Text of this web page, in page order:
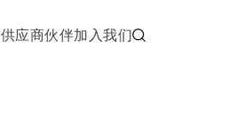
供应商伙伴加入我们